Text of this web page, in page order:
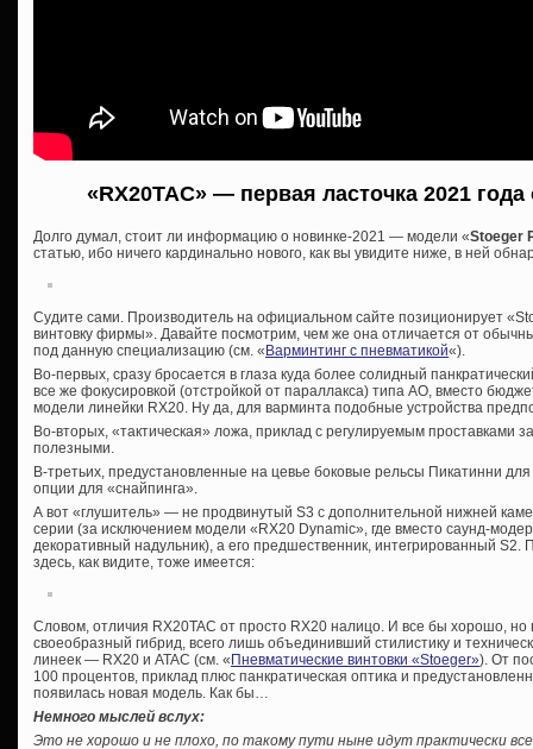
«RX20TAC» — первая ласточка 2021
Долго думал, стоит ли информацию о новинке-2021 — модели «Stoeger
статью, ибо ничего кардинально нового, как вы увидите ниже, в ней
Судите сами. Производитель на официальном сайте позиционирует
винтовку фирмы». Давайте посмотрим, чем же она отличается от
под данную специализацию (см. «Варминтинг с пневматикой«).
Во-первых, сразу бросается в глаза куда более солидный
все же фокусировкой (отстройкой от параллакса) типа АО, вместо
модели линейки RX20. Ну да, для варминта подобные устройства
Во-вторых, «тактическая» ложа, приклад с регулируемым
полезными.
В-третьих, предустановленные на цевье боковые рельсы Пикатинни
опции для «снайпинга».
А вот «глушитель» — не продвинутый S3 с дополнительной нижней
серии (за исключением модели «RX20 Dynamic», где вместо саунд-
декоративный надульник), а его предшественник, интегрированный S2.
здесь, как видите, тоже имеется:
Словом, отличия RX20TAC от просто RX20 налицо. И все бы хорошо,
своеобразный гибрид, всего лишь объединивший стилистику и
линеек — RX20 и ATAC (см. «Пневматические винтовки «Stoeger»). От
100 процентов, приклад плюс панкратическая оптика и
появилась новая модель. Как бы…
Немного мыслей вслух:
Это не хорошо и не плохо, по такому пути ныне идут практически